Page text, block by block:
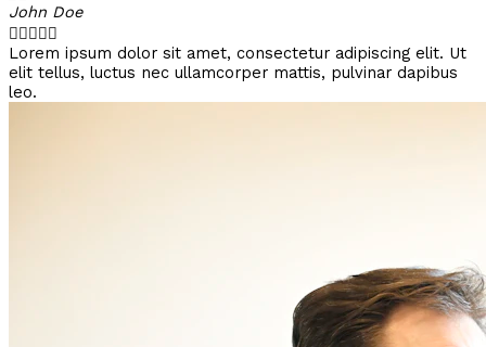
John Doe

Lorem ipsum dolor sit amet, consectetur adipiscing elit. Ut
elit tellus, luctus nec ullamcorper mattis, pulvinar dapibus
leo.